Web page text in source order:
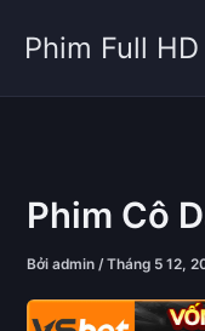
dung
Phim Full HD
Phim Cô
Bởiadmin/Tháng 5 12,